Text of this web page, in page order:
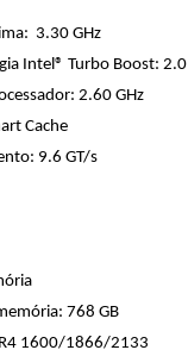
3.30 GHz
Intel® Turbo Boost: 2.0
2.60 GHz
Cache
9.6 GT/s
768 GB
1600/1866/2133